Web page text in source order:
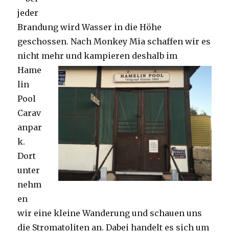
jeder
Brandung wird Wasser in die Höhe
geschossen. Nach Monkey Mia schaffen wir es
nicht mehr und kampieren deshalb im
Hame
lin
Pool
Carav
anpar
k.
Dort
unter
nehm
en
wir eine kleine Wanderung und schauen uns
die Stromatoliten an. Dabei handelt es sich um